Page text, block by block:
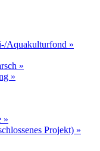
Aquakulturfond »
»
»
»
Projekt) »